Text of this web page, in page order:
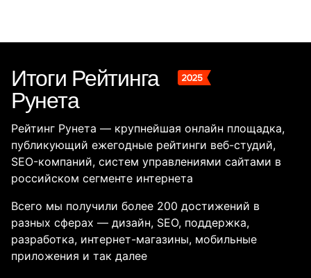
Итоги Рейтинга
Рунета
Рейтинг Рунета — крупнейшая онлайн площадка,
публикующий ежегодные рейтинги веб-студий,
SEO-компаний, систем управлениями сайтами в
российском сегменте интернета
Всего мы получили более 200 достижений в
разных сферах — дизайн, SEO, поддержка,
разработка, интернет-магазины, мобильные
приложения и так далее